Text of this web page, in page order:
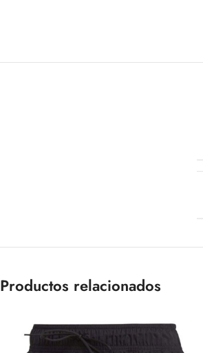
Productos relacionados